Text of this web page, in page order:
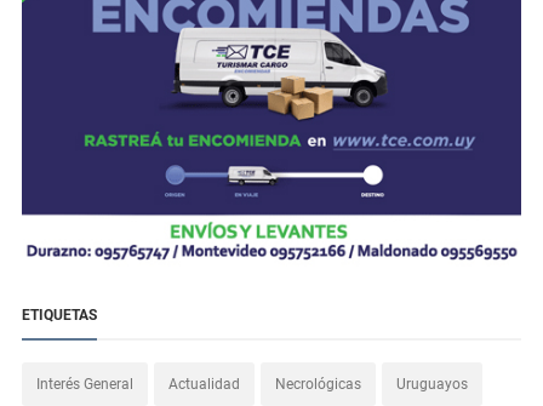
ETIQUETAS
Interés General Actualidad Necrológicas Uruguayos